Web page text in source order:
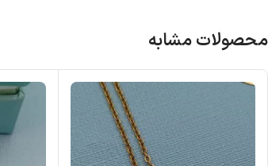
محصولات مشابه